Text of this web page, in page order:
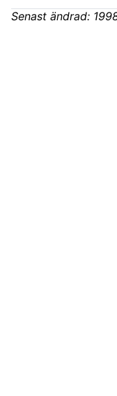
Senast ändrad: